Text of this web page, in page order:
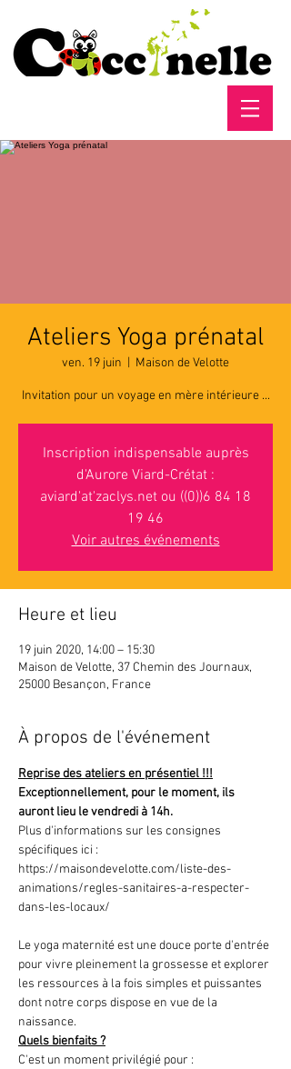
Ateliers Yoga prénatal
ven. 19 juin Maison de Velotte
Invitation pour un voyage en mère intérieure ...
Inscription indispensable auprès
d'Aurore Viard-Crétat :
aviard'at'zaclys.net ou ((0))6 84 18
19 46
Voir autres événements
Heure et lieu
19 juin 2020, 14:00 – 15:30
Maison de Velotte, 37 Chemin des Journaux,
25000 Besançon, France
À propos de l'événement
Reprise des ateliers en présentiel !!!
Exceptionnellement, pour le moment, ils
auront lieu le vendredi à 14h.
Plus d'informations sur les consignes
spécifiques ici :
https://maisondevelotte.com/liste-des-
animations/regles-sanitaires-a-respecter-
dans-les-locaux/
Le yoga maternité est une douce porte d'entrée
pour vivre pleinement la grossesse et explorer
les ressources à la fois simples et puissantes
dont notre corps dispose en vue de la
naissance.
Quels bienfaits ?
C'est un moment privilégié pour :